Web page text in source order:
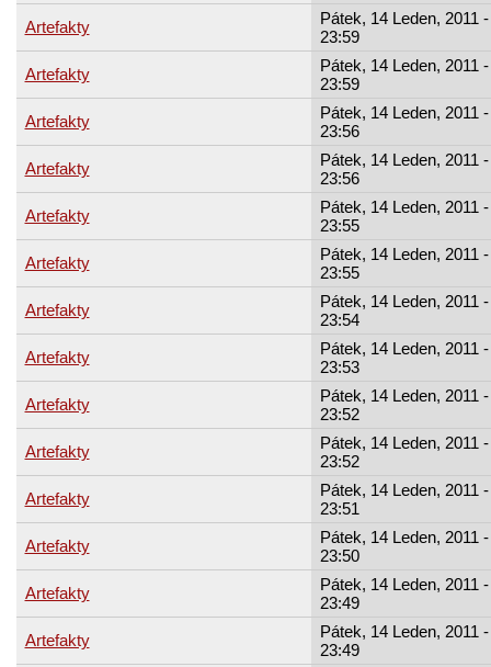
Artefakty
Pátek, 14 Leden, 2011 -
23:59
Artefakty
Pátek, 14 Leden, 2011 -
23:59
Artefakty
Pátek, 14 Leden, 2011 -
23:56
Artefakty
Pátek, 14 Leden, 2011 -
23:56
Artefakty
Pátek, 14 Leden, 2011 -
23:55
Artefakty
Pátek, 14 Leden, 2011 -
23:55
Artefakty
Pátek, 14 Leden, 2011 -
23:54
Artefakty
Pátek, 14 Leden, 2011 -
23:53
Artefakty
Pátek, 14 Leden, 2011 -
23:52
Artefakty
Pátek, 14 Leden, 2011 -
23:52
Artefakty
Pátek, 14 Leden, 2011 -
23:51
Artefakty
Pátek, 14 Leden, 2011 -
23:50
Artefakty
Pátek, 14 Leden, 2011 -
23:49
Artefakty
Pátek, 14 Leden, 2011 -
23:49